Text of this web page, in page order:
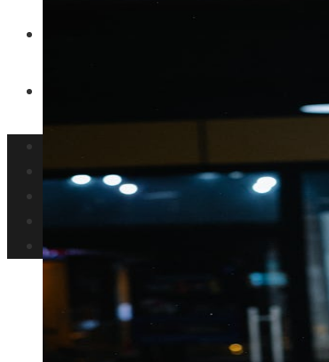
Ciencia y tecnología
Cultura y ocio
Inversiones y negocios
Responsabilidad social